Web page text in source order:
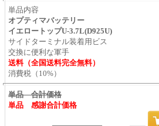
単品内容
オプティマバッテリー
イエロートップU-3.7L(D925U)
サイドターミナル装着用ビス
交換に便利な軍手
送料（全国送料完全無料）
消費税（10%）
単品 合計価格
単品 感謝合計価格